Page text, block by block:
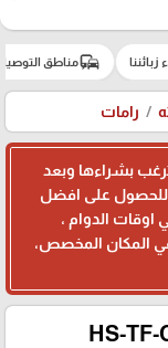
زبائننا commuteمناطق
رامات
ترغب بشراءها وبعد
للحصول على افضل
خلال 10 دقائق في اوقات الدوام ،
في المكان المخصص،
HS-TF-